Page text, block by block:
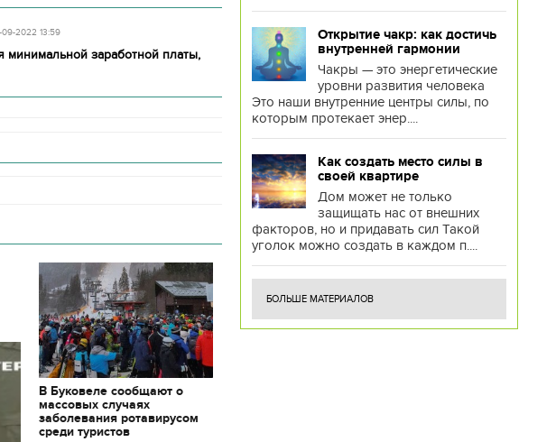
09-2022 13:59
заработной платы,
В Буковеле сообщают о
массовых случаях
заболевания ротавирусом
среди туристов
Открытие чакр: как достичь
внутренней гармонии
Чакры — это энергетические
уровни развития человека
Это наши внутренние центры силы, по
которым протекает энер....
Как создать место силы в
своей квартире
Дом может не только
защищать нас от внешних
факторов, но и придавать сил Такой
уголок можно создать в каждом п....
БОЛЬШЕ МАТЕРИАЛОВ